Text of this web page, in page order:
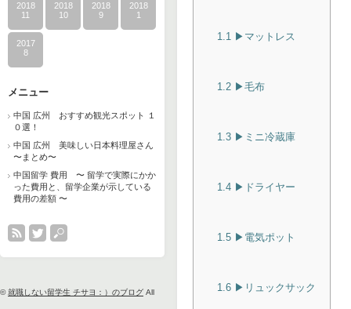
2018
11
2018
10
2018
9
2018
1
2017
8
メニュー
中国 広州 おすすめ観光スポット １
０選！
中国 広州 美味しい日本料理屋さん
〜まとめ〜
中国留学 費用 〜 留学で実際にかか
った費用と、留学企業が示している
費用の差額 〜
©就職しない留学生 チサヨ：）のブログ All
1.1 ▶︎マットレス
1.2▶︎毛布
1.3▶︎ミニ冷蔵庫
1.4▶︎ドライヤー
1.5▶︎電気ポット
1.6▶︎リュックサック